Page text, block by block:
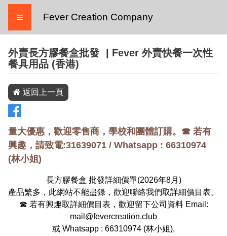
≡ Fever Creation Company
外賣長方膠餐盒批發
| Fever 外賣快餐一次性
餐具用品 (香港)
返回上一頁
量大優惠，歡迎零售商，學校和團體訂購。☎ 若有
興趣，請致電:31639071 / Whatsapp : 66310974
(林小姐)
長方膠餐盒 批發詳細價單(2026年8月)
產品繁多，此網站不能盡錄，歡迎聯絡我們取詳細價目表。
☎ 若有興趣取詳細價目表，歡迎留下公司資料 Email:
mail@fevercreation.club
或 Whatsapp : 66310974 (林小姐),